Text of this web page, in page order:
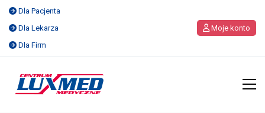
Dla Pacjenta
Dla Lekarza
Dla Firm
Moje konto